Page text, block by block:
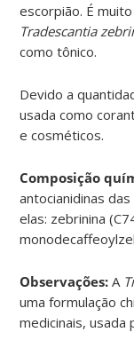
escorpião. É
Tradescantia
como tônico.
Devido a
usada como
e cosméticos.
Composição
antocianidinas
elas: zebrinina
Observações: A
uma formulação
medicinais, usada